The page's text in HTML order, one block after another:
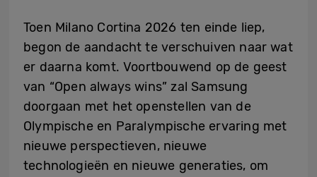
Toen Milano Cortina 2026 ten einde liep,
begon de aandacht te verschuiven naar wat
er daarna komt. Voortbouwend op de geest
van “Open always wins” zal Samsung
doorgaan met het openstellen van de
Olympische en Paralympische ervaring met
nieuwe perspectieven, nieuwe
technologieën en nieuwe generaties, om